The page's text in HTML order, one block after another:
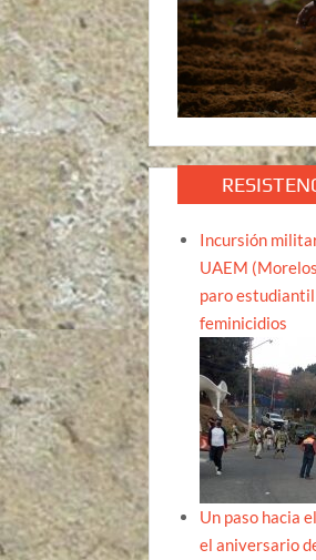
Incursión
UAEM
paro
feminicidios
Un paso hacia
el aniversario